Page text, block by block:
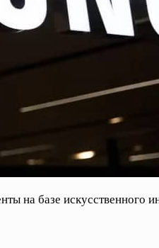
на базе искусственного